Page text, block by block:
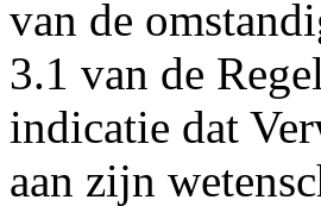
van de
3.1 van de
indicatie dat
aan zijn